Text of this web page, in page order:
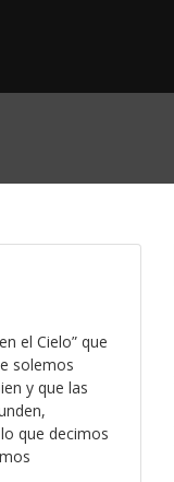
el Cielo” que
solemos
y que las
que decimos